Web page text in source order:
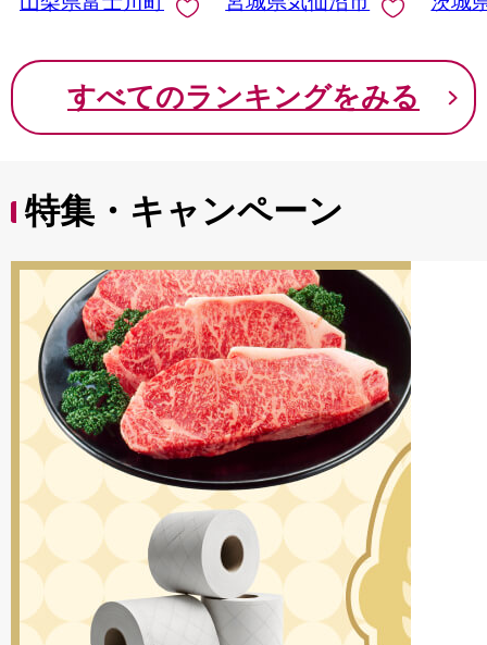
9000円 九千円
すべてのランキングをみる
特集・キャンペーン